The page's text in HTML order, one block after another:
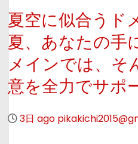
n
u
e
R
e
夏空に似合うド
夏、あなたの手
メインでは、そ
意を全力でサポ
3日 ago